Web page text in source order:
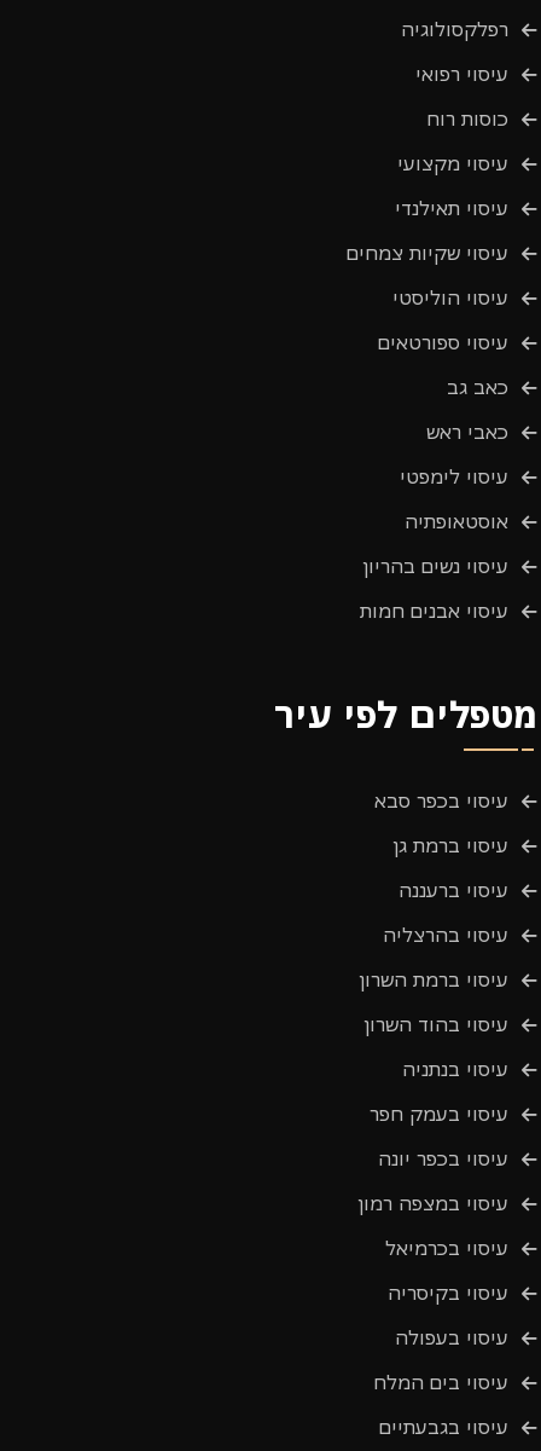
רפלקסולוגיה
עיסוי רפואי
כוסות רוח
עיסוי מקצועי
עיסוי תאילנדי
עיסוי שקיות צמחים
עיסוי הוליסטי
עיסוי ספורטאים
כאב גב
כאבי ראש
עיסוי לימפטי
אוסטאופתיה
עיסוי נשים בהריון
עיסוי אבנים חמות
מטפלים לפי עיר
עיסוי בכפר סבא
עיסוי ברמת גן
עיסוי ברעננה
עיסוי בהרצליה
עיסוי ברמת השרון
עיסוי בהוד השרון
עיסוי בנתניה
עיסוי בעמק חפר
עיסוי בכפר יונה
עיסוי במצפה רמון
עיסוי בכרמיאל
עיסוי בקיסריה
עיסוי בעפולה
עיסוי בים המלח
עיסוי בגבעתיים